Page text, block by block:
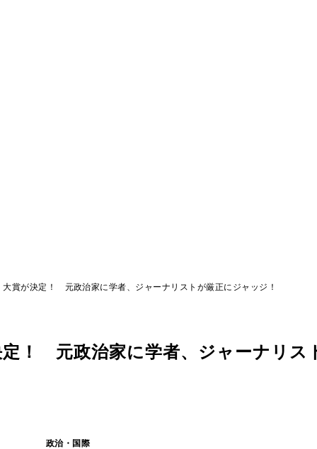
大賞が決定！ 元政治家に学者、ジャーナリストが厳正にジャッジ！
定！ 元政治家に学者、ジャーナリス
政治・国際